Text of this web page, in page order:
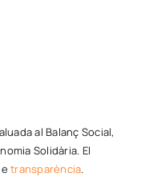
al Balanç Social,
Solidària. El
transparència.